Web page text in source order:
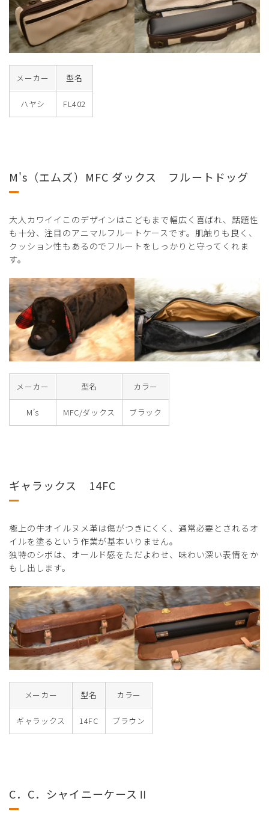
メーカー 型名
ハヤシ FL402
M's（エムズ）MFC ダックス フルートドッグ
大人カワイイこのデザインはこどもまで幅広く喜ばれ、話題性
も十分、注目のアニマルフルートケースです。肌触りも良く、
クッション性もあるのでフルートをしっかりと守ってくれま
す。
メーカー 型名 カラー
M’s MFC/ダックス ブラック
ギャラックス 14FC
極上の牛オイルヌメ革は傷がつきにくく、通常必要とされるオ
イルを塗るという作業が基本いりません。
独特のシボは、オールド感をただよわせ、味わい深い表情をか
もし出します。
メーカー 型名 カラー
ギャラックス 14FC ブラウン
C．C．シャイニーケースⅡ